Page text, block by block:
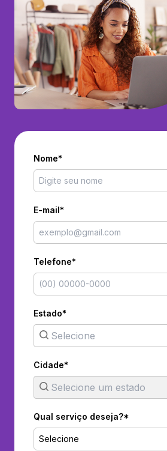
Nome*
E-mail*
Telefone*
Estado*
Cidade*
Qual serviço deseja?*
Selecione